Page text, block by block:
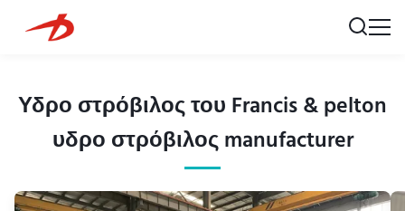
Υδρο στρόβιλος του Francis & pelton
υδρο στρόβιλος manufacturer